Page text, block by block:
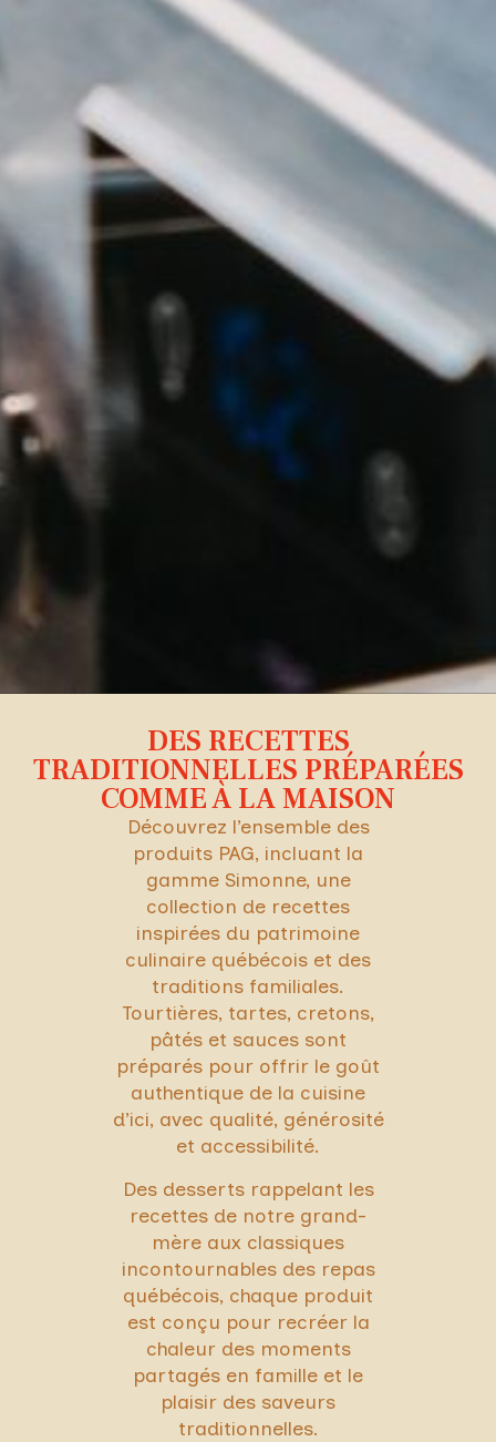
DES RECETTES
TRADITIONNELLES PRÉPARÉES
COMME À LA MAISON
Découvrez l’ensemble des
produits PAG, incluant la
gamme Simonne, une
collection de recettes
inspirées du patrimoine
culinaire québécois et des
traditions familiales.
Tourtières, tartes, cretons,
pâtés et sauces sont
préparés pour offrir le goût
authentique de la cuisine
d’ici, avec qualité, générosité
et accessibilité.
Des desserts rappelant les
recettes de notre grand-
mère aux classiques
incontournables des repas
québécois, chaque produit
est conçu pour recréer la
chaleur des moments
partagés en famille et le
plaisir des saveurs
traditionnelles.